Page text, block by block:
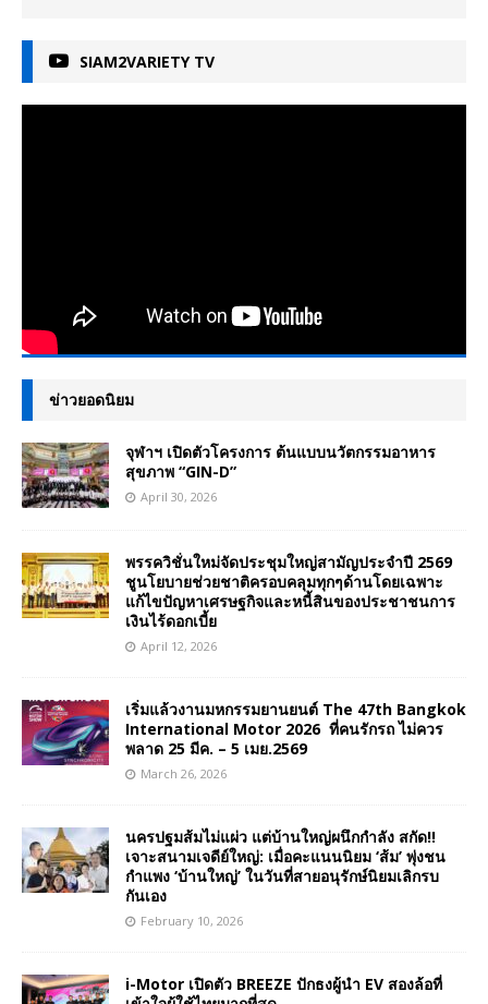
SIAM2VARIETY TV
ข่าวยอดนิยม
จุฬาฯ เปิดตัวโครงการ ต้นแบบนวัตกรรมอาหาร
สุขภาพ “GIN-D”
April 30, 2026
พรรควิชั่นใหม่จัดประชุมใหญ่สามัญประจำปี 2569
ชูนโยบายช่วยชาติครอบคลุมทุกๆด้านโดยเฉพาะ
แก้ไขปัญหาเศรษฐกิจและหนี้สินของประชาชนการ
เงินไร้ดอกเบี้ย
April 12, 2026
เริ่มแล้วงานมหกรรมยานยนต์ The 47th Bangkok
International Motor 2026 ที่คนรักรถ ไม่ควร
พลาด 25 มีค. – 5 เมย.2569
March 26, 2026
นครปฐมส้มไม่แผ่ว แต่บ้านใหญ่ผนึกกำลัง สกัด!!
เจาะสนามเจดีย์ใหญ่: เมื่อคะแนนนิยม ‘ส้ม’ พุ่งชน
กำแพง ‘บ้านใหญ่’ ในวันที่สายอนุรักษ์นิยมเลิกรบ
กันเอง
February 10, 2026
i-Motor เปิดตัว BREEZE ปักธงผู้นำ EV สองล้อที่